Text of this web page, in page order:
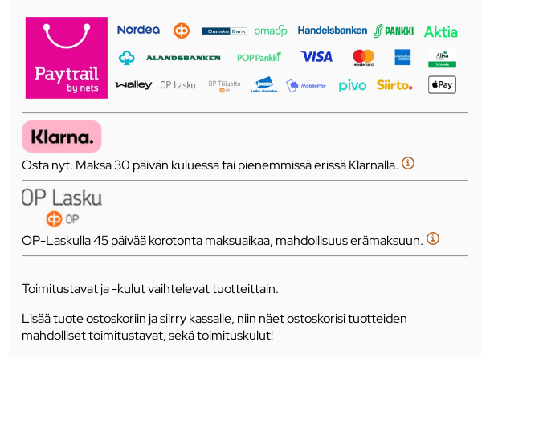
Osta nyt. Maksa 30 päivän kuluessa tai pienemmissä erissä Klarnalla.
OP-Laskulla 45 päivää korotonta maksuaikaa, mahdollisuus erämaksuun.
Toimitustavat ja -kulut vaihtelevat tuotteittain.
Lisää tuote ostoskoriin ja siirry kassalle, niin näet ostoskorisi tuotteiden
mahdolliset toimitustavat, sekä toimituskulut!